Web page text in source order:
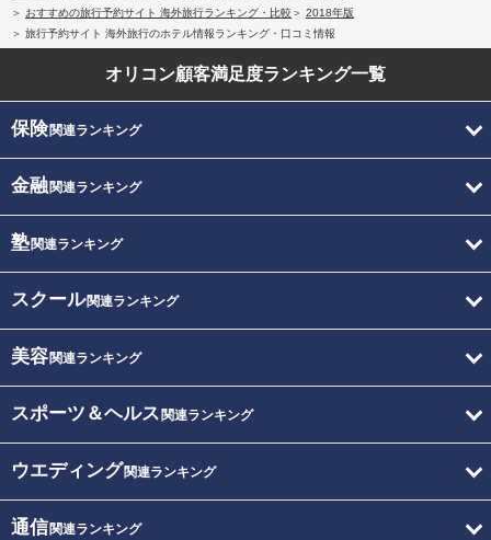
おすすめの旅行予約サイト 海外旅行ランキング・比較
2018年版
旅行予約サイト 海外旅行のホテル情報ランキング・口コミ情報
オリコン顧客満足度ランキング一覧
保険関連ランキング
金融関連ランキング
塾関連ランキング
スクール関連ランキング
美容関連ランキング
スポーツ＆ヘルス 関連ランキング
ウエディング関連ランキング
通信関連ランキング